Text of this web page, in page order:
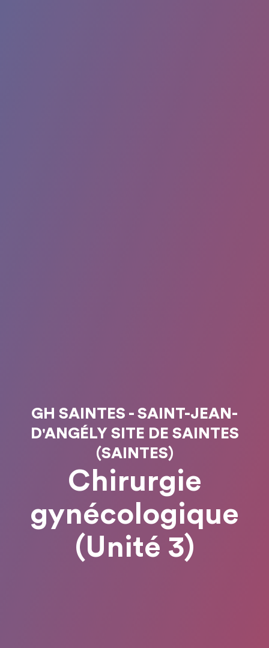
GH SAINTES - SAINT-JEAN-
D'ANGÉLY SITE DE SAINTES
(SAINTES)
Chirurgie
gynécologique
(Unité 3)